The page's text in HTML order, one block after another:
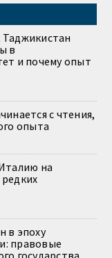
Таджикистан
в
и почему опыт
с чтения,
опыта
на
в эпоху
правовые